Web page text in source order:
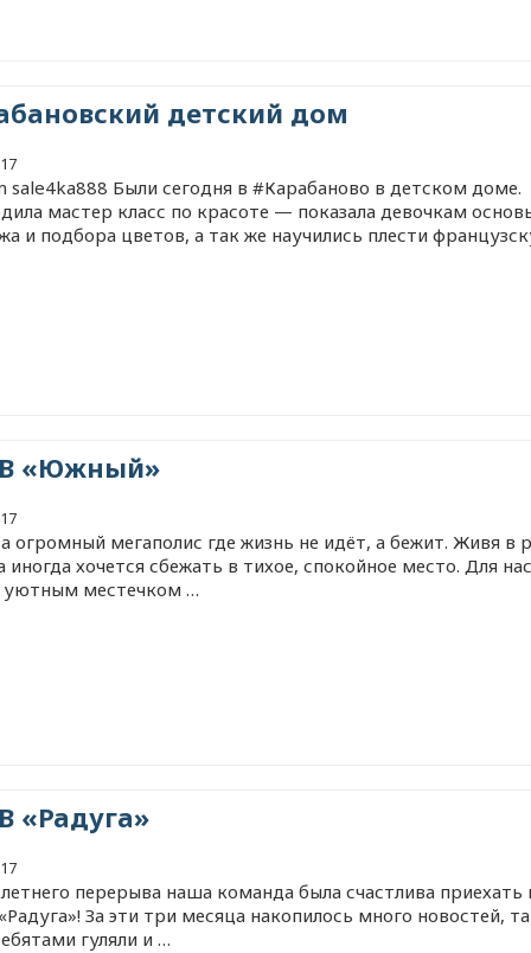
детский дом
sale4ka888 Были сегодня в #Карабаново в детском доме.
мастер класс по красоте — показала девочкам
и подбора цветов, а так же научились плести
«Южный»
огромный мегаполис где жизнь не идёт, а бежит. Живя в
иногда хочется сбежать в тихое, спокойное место. Для нас
уютным местечком …
«Радуга»
перерыва наша команда была счастлива приехать
За эти три месяца накопилось много новостей,
гуляли и …